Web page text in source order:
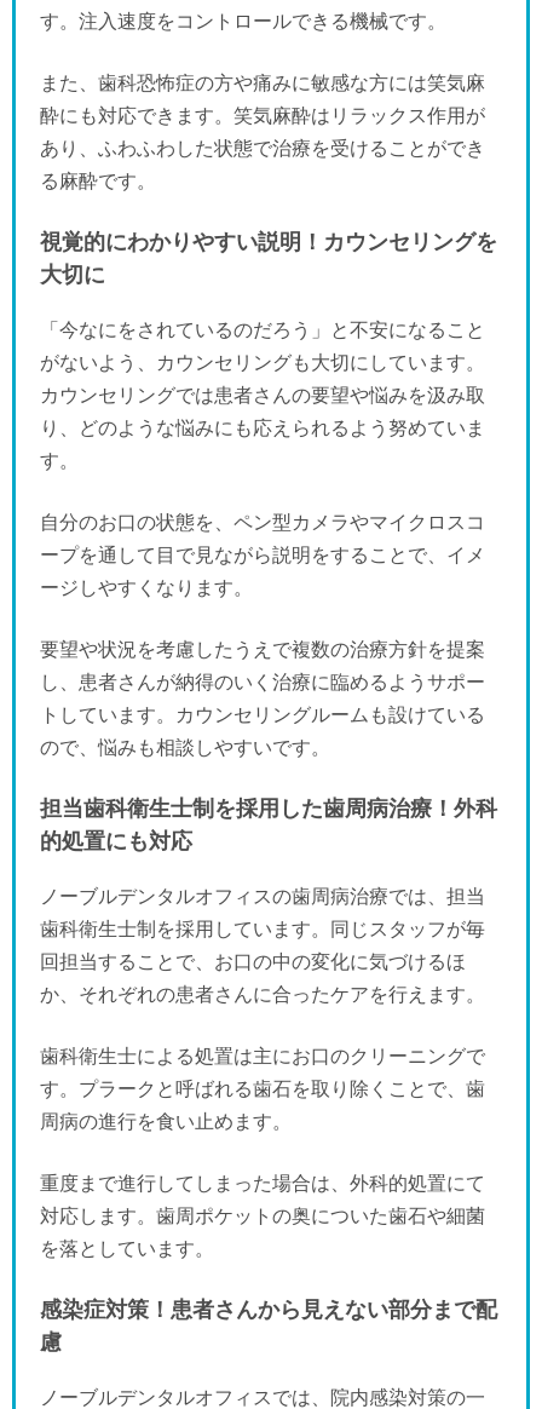
す。注入速度をコントロールできる機械です。
また、歯科恐怖症の方や痛みに敏感な方には笑気麻
酔にも対応できます。笑気麻酔はリラックス作用が
あり、ふわふわした状態で治療を受けることができ
る麻酔です。
視覚的にわかりやすい説明！カウンセリングを
大切に
「今なにをされているのだろう」と不安になること
がないよう、カウンセリングも大切にしています。
カウンセリングでは患者さんの要望や悩みを汲み取
り、どのような悩みにも応えられるよう努めていま
す。
自分のお口の状態を、ペン型カメラやマイクロスコ
ープを通して目で見ながら説明をすることで、イメ
ージしやすくなります。
要望や状況を考慮したうえで複数の治療方針を提案
し、患者さんが納得のいく治療に臨めるようサポー
トしています。カウンセリングルームも設けている
ので、悩みも相談しやすいです。
担当歯科衛生士制を採用した歯周病治療！外科
的処置にも対応
ノーブルデンタルオフィスの歯周病治療では、担当
歯科衛生士制を採用しています。同じスタッフが毎
回担当することで、お口の中の変化に気づけるほ
か、それぞれの患者さんに合ったケアを行えます。
歯科衛生士による処置は主にお口のクリーニングで
す。プラークと呼ばれる歯石を取り除くことで、歯
周病の進行を食い止めます。
重度まで進行してしまった場合は、外科的処置にて
対応します。歯周ポケットの奥についた歯石や細菌
を落としています。
感染症対策！患者さんから見えない部分まで配
慮
ノーブルデンタルオフィスでは、院内感染対策の一